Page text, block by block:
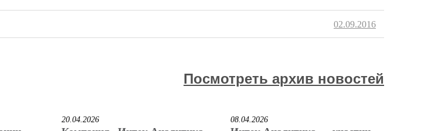
02.09.2016
Посмотреть архив новостей
20.04.2026 08.04.2026